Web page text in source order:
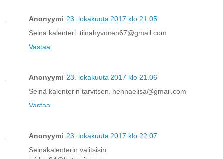
Anonyymi 23. lokakuuta 2017 klo 21.05
Seinä kalenteri. tiinahyvonen67@gmail.com
Vastaa
Anonyymi 23. lokakuuta 2017 klo 21.06
Seinä kalenterin tarvitsen. hennaelisa@gmail.com
Vastaa
Anonyymi 23. lokakuuta 2017 klo 22.07
Seinäkalenterin valitsisin.